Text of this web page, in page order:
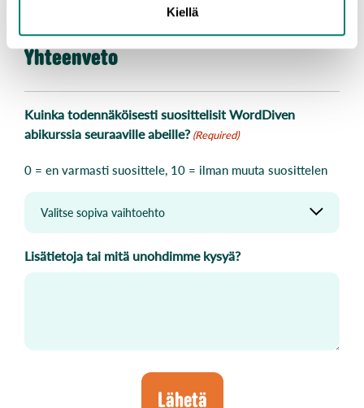
Kiellä
Yhteenveto
Kuinka todennäköisesti suosittelisit WordDiven
abikurssia seuraaville abeille? (Required)
0 = en varmasti suosittele, 10 = ilman muuta suosittelen
Lisätietoja tai mitä unohdimme kysyä?